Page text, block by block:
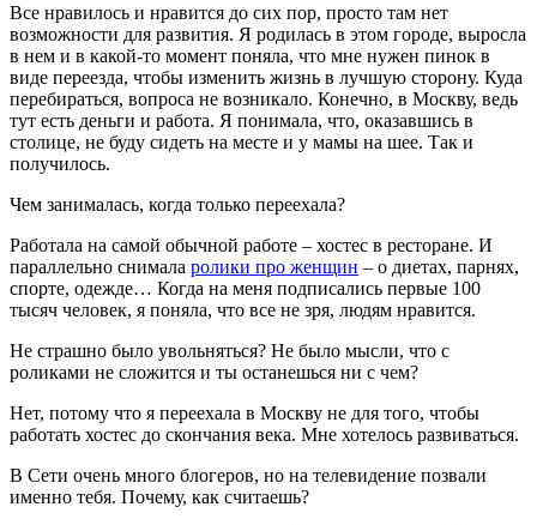
Все нравилось и нравится до сих пор, просто там нет
возможности для развития. Я родилась в этом городе, выросла
в нем и в какой-то момент поняла, что мне нужен пинок в
виде переезда, чтобы изменить жизнь в лучшую сторону. Куда
перебираться, вопроса не возникало. Конечно, в Москву, ведь
тут есть деньги и работа. Я понимала, что, оказавшись в
столице, не буду сидеть на месте и у мамы на шее. Так и
получилось.
Чем занималась, когда только переехала?
Работала на самой обычной работе – хостес в ресторане. И
параллельно снимала ролики про женщин – о диетах, парнях,
спорте, одежде… Когда на меня подписались первые 100
тысяч человек, я поняла, что все не зря, людям нравится.
Не страшно было увольняться? Не было мысли, что с
роликами не сложится и ты останешься ни с чем?
Нет, потому что я переехала в Москву не для того, чтобы
работать хостес до скончания века. Мне хотелось развиваться.
В Сети очень много блогеров, но на телевидение позвали
именно тебя. Почему, как считаешь?